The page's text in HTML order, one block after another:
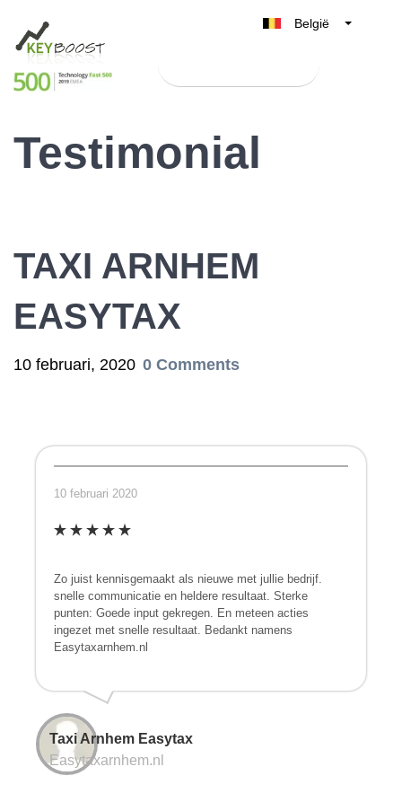
België
Nederland
Testimonial
TAXI ARNHEM
EASYTAX
10 februari, 2020 0 Comments
10 februari 2020
Zo juist kennisgemaakt als nieuwe met jullie bedrijf.
snelle communicatie en heldere resultaat. Sterke
punten: Goede input gekregen. En meteen acties
ingezet met snelle resultaat. Bedankt namens
Easytaxarnhem.nl
Taxi Arnhem Easytax
Easytaxarnhem.nl